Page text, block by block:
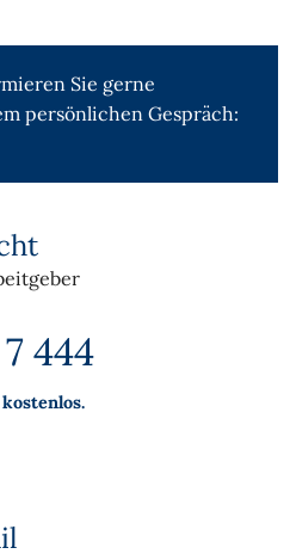
Sie gerne
persönlichen Gespräch:
444